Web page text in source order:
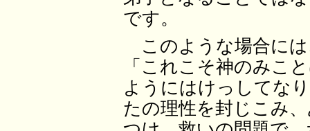
です。
このような場合に
「これこそ神のみこ
ようにはけっしてな
たの理性を封じこみ